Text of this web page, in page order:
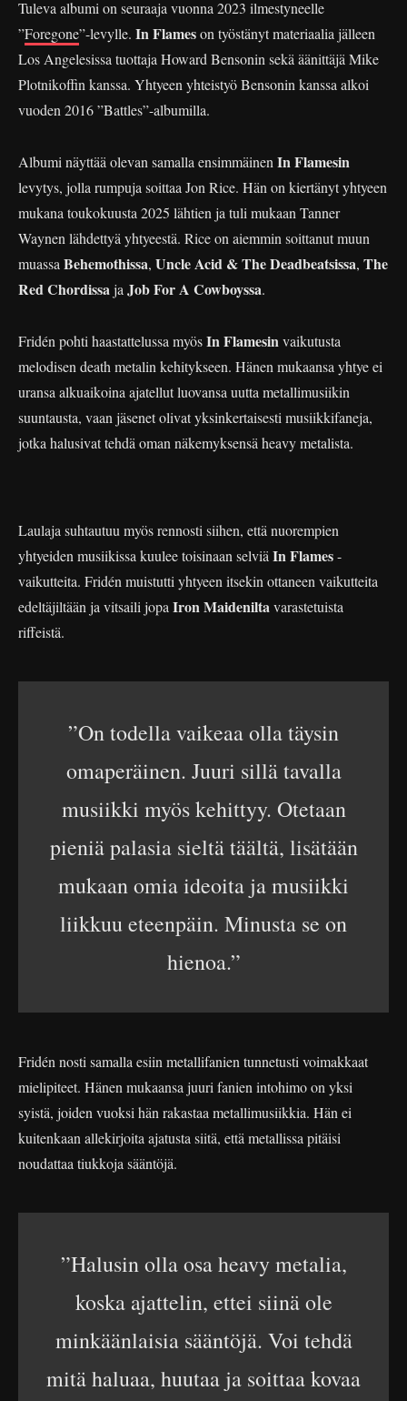
Tuleva albumi on seuraaja vuonna 2023 ilmestyneelle
”Foregone”-levylle. In Flameson työstänyt materiaalia jälleen
Los Angelesissa tuottaja Howard Bensonin sekä äänittäjä Mike
Plotnikoffin kanssa. Yhtyeen yhteistyö Bensonin kanssa alkoi
vuoden 2016 ”Battles”-albumilla.
Albumi näyttää olevan samalla ensimmäinen In Flamesin
levytys, jolla rumpuja soittaa Jon Rice. Hän on kiertänyt yhtyeen
mukana toukokuusta 2025 lähtien ja tuli mukaan Tanner
Waynen lähdettyä yhtyeestä. Rice on aiemmin soittanut muun
muassa Behemothissa, Uncle Acid & The Deadbeatsissa, The
Red Chordissaja Job For A Cowboyssa.
Fridén pohti haastattelussa myösIn Flamesinvaikutusta
melodisen death metalin kehitykseen. Hänen mukaansa yhtye ei
uransa alkuaikoina ajatellut luovansa uutta metallimusiikin
suuntausta, vaan jäsenet olivat yksinkertaisesti musiikkifaneja,
jotka halusivat tehdä oman näkemyksensä heavy metalista.
Laulaja suhtautuu myös rennosti siihen, että nuorempien
yhtyeiden musiikissa kuulee toisinaan selviä In Flames-
vaikutteita. Fridén muistutti yhtyeen itsekin ottaneen vaikutteita
edeltäjiltään ja vitsaili jopa Iron Maideniltavarastetuista
riffeistä.
”On todella vaikeaa olla täysin
omaperäinen. Juuri sillä tavalla
musiikki myös kehittyy. Otetaan
pieniä palasia sieltä täältä, lisätään
mukaan omia ideoita ja musiikki
liikkuu eteenpäin. Minusta se on
hienoa.”
Fridén nosti samalla esiin metallifanien tunnetusti voimakkaat
mielipiteet. Hänen mukaansa juuri fanien intohimo on yksi
syistä, joiden vuoksi hän rakastaa metallimusiikkia. Hän ei
kuitenkaan allekirjoita ajatusta siitä, että metallissa pitäisi
noudattaa tiukkoja sääntöjä.
”Halusin olla osa heavy metalia,
koska ajattelin, ettei siinä ole
minkäänlaisia sääntöjä. Voi tehdä
mitä haluaa, huutaa ja soittaa kovaa